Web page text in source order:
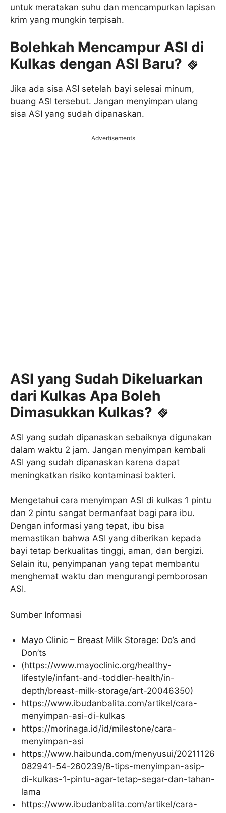
untuk meratakan suhu dan mencampurkan lapisan
krim yang mungkin terpisah.
Bolehkah Mencampur ASI di
Kulkas dengan ASI Baru?
Jika ada sisa ASI setelah bayi selesai minum,
buang ASI tersebut. Jangan menyimpan ulang
sisa ASI yang sudah dipanaskan.
Advertisements
ASI yang Sudah Dikeluarkan
dari Kulkas Apa Boleh
Dimasukkan Kulkas?
ASI yang sudah dipanaskan sebaiknya digunakan
dalam waktu 2 jam. Jangan menyimpan kembali
ASI yang sudah dipanaskan karena dapat
meningkatkan risiko kontaminasi bakteri.
Mengetahui cara menyimpan ASI di kulkas 1 pintu
dan 2 pintu sangat bermanfaat bagi para ibu.
Dengan informasi yang tepat, ibu bisa
memastikan bahwa ASI yang diberikan kepada
bayi tetap berkualitas tinggi, aman, dan bergizi.
Selain itu, penyimpanan yang tepat membantu
menghemat waktu dan mengurangi pemborosan
ASI.
Sumber Informasi
Mayo Clinic – Breast Milk Storage: Do’s and
Don’ts
(https://www.mayoclinic.org/healthy-
lifestyle/infant-and-toddler-health/in-
depth/breast-milk-storage/art-20046350)
https://www.ibudanbalita.com/artikel/cara-
menyimpan-asi-di-kulkas
https://morinaga.id/id/milestone/cara-
menyimpan-asi
https://www.haibunda.com/menyusui/20211126
082941-54-260239/8-tips-menyimpan-asip-
di-kulkas-1-pintu-agar-tetap-segar-dan-tahan-
lama
https://www.ibudanbalita.com/artikel/cara-